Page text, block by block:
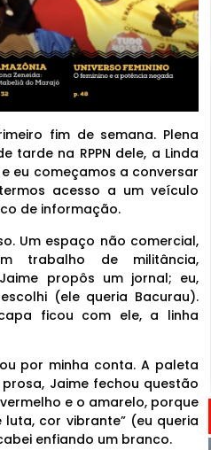
fim de semana. Plena
tarde na RPPN dele, a Linda
eu começamos a conversar
acesso a um veículo
de informação.
Um espaço não comercial,
trabalho de militância,
propôs um jornal; eu,
(ele queria Bacurau).
ficou com ele, a linha
por minha conta. A paleta
Jaime fechou questão
e o amarelo, porque
cor vibrante” (eu queria
enfiando um branco.